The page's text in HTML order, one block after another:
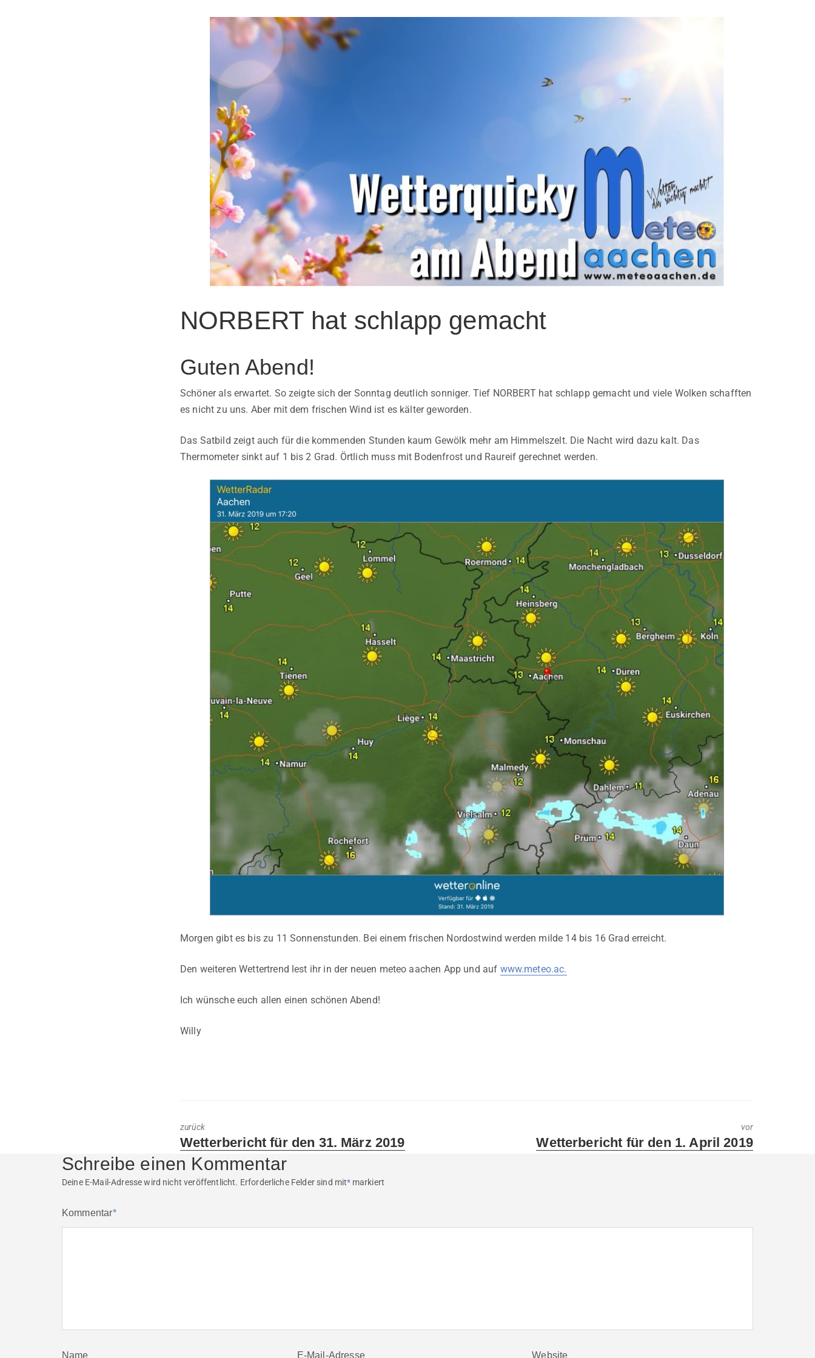
NORBERT hat schlapp gemacht
Guten Abend!
Schöner als erwartet. So zeigte sich der Sonntag deutlich sonniger. Tief NORBERT hat schlapp gemacht und viele Wolken schafften
es nicht zu uns. Aber mit dem frischen Wind ist es kälter geworden.
Das Satbild zeigt auch für die kommenden Stunden kaum Gewölk mehr am Himmelszelt. Die Nacht wird dazu kalt. Das
Thermometer sinkt auf 1 bis 2 Grad. Örtlich muss mit Bodenfrost und Raureif gerechnet werden.
Morgen gibt es bis zu 11 Sonnenstunden. Bei einem frischen Nordostwind werden milde 14 bis 16 Grad erreicht.
Den weiteren Wettertrend lest ihr in der neuen meteo aachen App und auf www.meteo.ac.
Ich wünsche euch allen einen schönen Abend!
Willy
zurück
Previous
post:
Wetterbericht für den 31. März 2019
vor
Next
Wetterbericht für den 1. April 2019
Schreibe einen Kommentar
Deine E-Mail-Adresse wird nicht veröffentlicht. Erforderliche Felder sind mit*markiert
Kommentar*
Name E-Mail-Adresse Website